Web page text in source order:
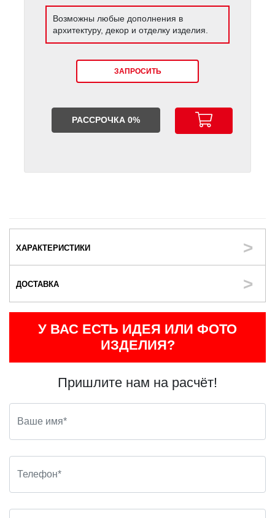
Возможны любые дополнения в
архитектуру, декор и отделку изделия.
ЗАПРОСИТЬ
РАССРОЧКА 0%
ХАРАКТЕРИСТИКИ
ДОСТАВКА
У ВАС ЕСТЬ ИДЕЯ ИЛИ ФОТО
ИЗДЕЛИЯ?
Пришлите нам на расчёт!